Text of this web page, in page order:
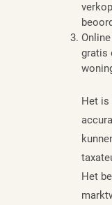
gratis
Het is
Het